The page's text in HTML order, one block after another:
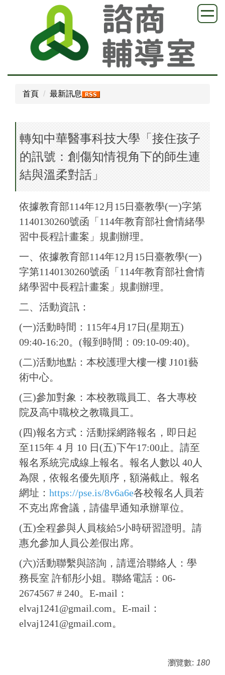
首頁
最新訊息
轉知中華醫事科技大學「接住孩子
的訊號：創傷知情視角下的師生連
結與溫柔對話」
依據教育部114年12月15日臺教學(一)字第
1140130260號函「114年教育部社會情緒學
習中長程計畫案」規劃辦理。
一、依據教育部114年12月15日臺教學(一)
字第1140130260號函「114年教育部社會情
緒學習中長程計畫案」規劃辦理。
二、活動資訊：
(一)活動時間：115年4月17日(星期五)
09:40-16:20。(報到時間：09:10-09:40)。
(二)活動地點：本校護理大樓一樓 J101藝
術中心。
(三)參加對象：本校教職員工、各大專校
院及高中職校之教職員工。
(四)報名方式：活動採網路報名，即日起
至115年 4 月 10 日(五)下午17:00止。請至
報名系統完成線上報名。報名人數以 40人
為限，依報名優先順序，額滿截止。報名
網址： https://pse.is/8v6a6e各校報名人員若
不克出席會議，請儘早通知承辦單位。
(五)全程參與人員核給5小時研習證明。請
惠允參加人員公差假出席。
(六)活動聯繫與諮詢，請逕洽聯絡人：學
務長室 許郁彤小姐。聯絡電話：06-
2674567 # 240。E-mail：
elvaj1241@gmail.com。E-mail：
elvaj1241@gmail.com。
瀏覽數: 180